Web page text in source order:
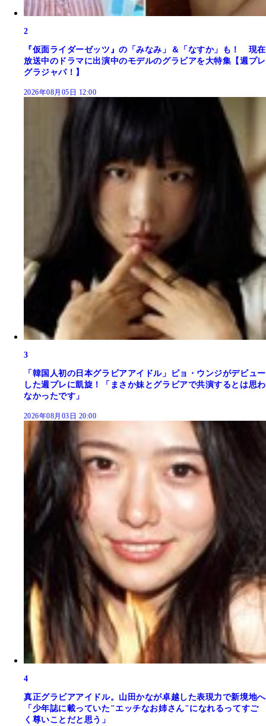
2
『仮面ライダーゼッツ』の「みなみ」＆「なすか」も！ 現在
放送中のドラマに出演中のモデルのグラビアを大特集【週プレ
グラジャパ！】
2026年08月05日 12:00
3
「韓国人初の日本グラビアアイドル」ピョ・ウンジがデビュー
した週プレに凱旋！「まさか妹とグラビアで共演するとは思わ
なかったです」
2026年08月03日 20:00
4
真正グラビアアイドル。山田かなが卓越した表現力で新境地へ
「少年誌に載っていた"エッチなお姉さん"になれるってすご
く尊いことだと思う」